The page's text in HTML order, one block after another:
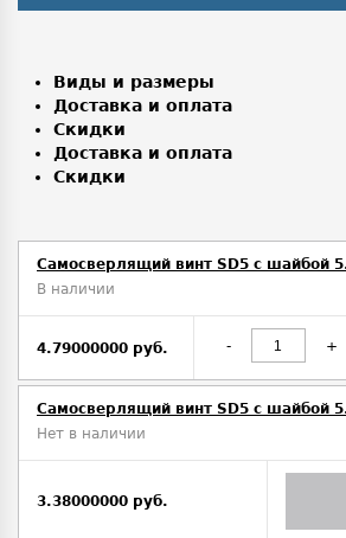
Виды и размеры
Доставка и оплата
Скидки
Доставка и оплата
Скидки
Самосверлящий винт SD5 с шайбой
В наличии
4.79000000 руб. - +
Самосверлящий винт SD5 с шайбой
Нет в наличии
3.38000000 руб.